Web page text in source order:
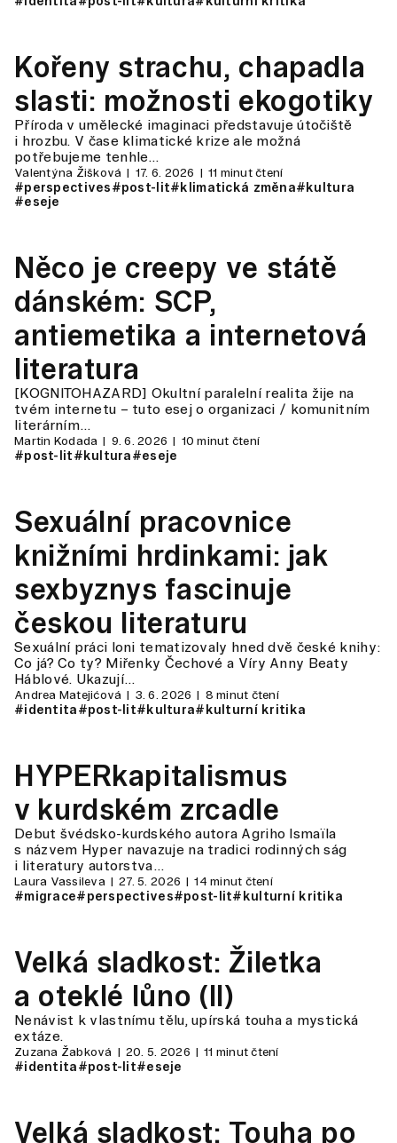
Kořeny strachu, chapadla
slasti: možnosti ekogotiky
Příroda v umělecké imaginaci představuje útočiště
i hrozbu. V čase klimatické krize ale možná
potřebujeme tenhle…
Valentýna Žišková 17. 6. 2026 11 minut čtení
#perspectives#post-lit#klimatická změna#kultura
#eseje
Něco je creepy ve státě
dánském: SCP,
antiemetika a internetová
literatura
[KOGNITOHAZARD] Okultní paralelní realita žije na
tvém internetu – tuto esej o organizaci / komunitním
literárním…
Martin Kodada 9. 6. 2026 10 minut čtení
#post-lit#kultura#eseje
Sexuální pracovnice
knižními hrdinkami: jak
sexbyznys fascinuje
českou literaturu
Sexuální práci loni tematizovaly hned dvě české knihy:
Co já? Co ty? Miřenky Čechové a Víry Anny Beaty
Háblové. Ukazují…
Andrea Matejićová 3. 6. 2026 8 minut čtení
#identita#post-lit#kultura#kulturní kritika
HYPERkapitalismus
v kurdském zrcadle
Debut švédsko-kurdského autora Agriho Ismaïla
s názvem Hyper navazuje na tradici rodinných ság
i literatury autorstva…
Laura Vassileva 27. 5. 2026 14 minut čtení
#migrace#perspectives#post-lit#kulturní kritika
Velká sladkost: Žiletka
a oteklé lůno (II)
Nenávist k vlastnímu tělu, upírská touha a mystická
extáze.
Zuzana Žabková 20. 5. 2026 11 minut čtení
#identita#post-lit#eseje
Velká sladkost: Touha po